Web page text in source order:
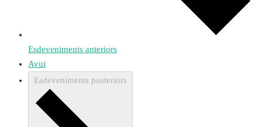
Esdeveniments anteriors
Avui
Esdeveniments posteriors